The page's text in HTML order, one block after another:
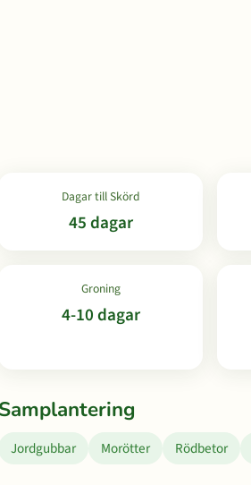
Dagar till Skörd
45 dagar
Groning
4-10 dagar
Samplantering
Jordgubbar Morötter Rödbetor